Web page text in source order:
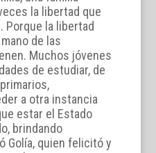
la libertad que
Porque la libertad
de las
Muchos jóvenes
de estudiar, de
a otra instancia
estar el Estado
brindando
Golía, quien felicitó y